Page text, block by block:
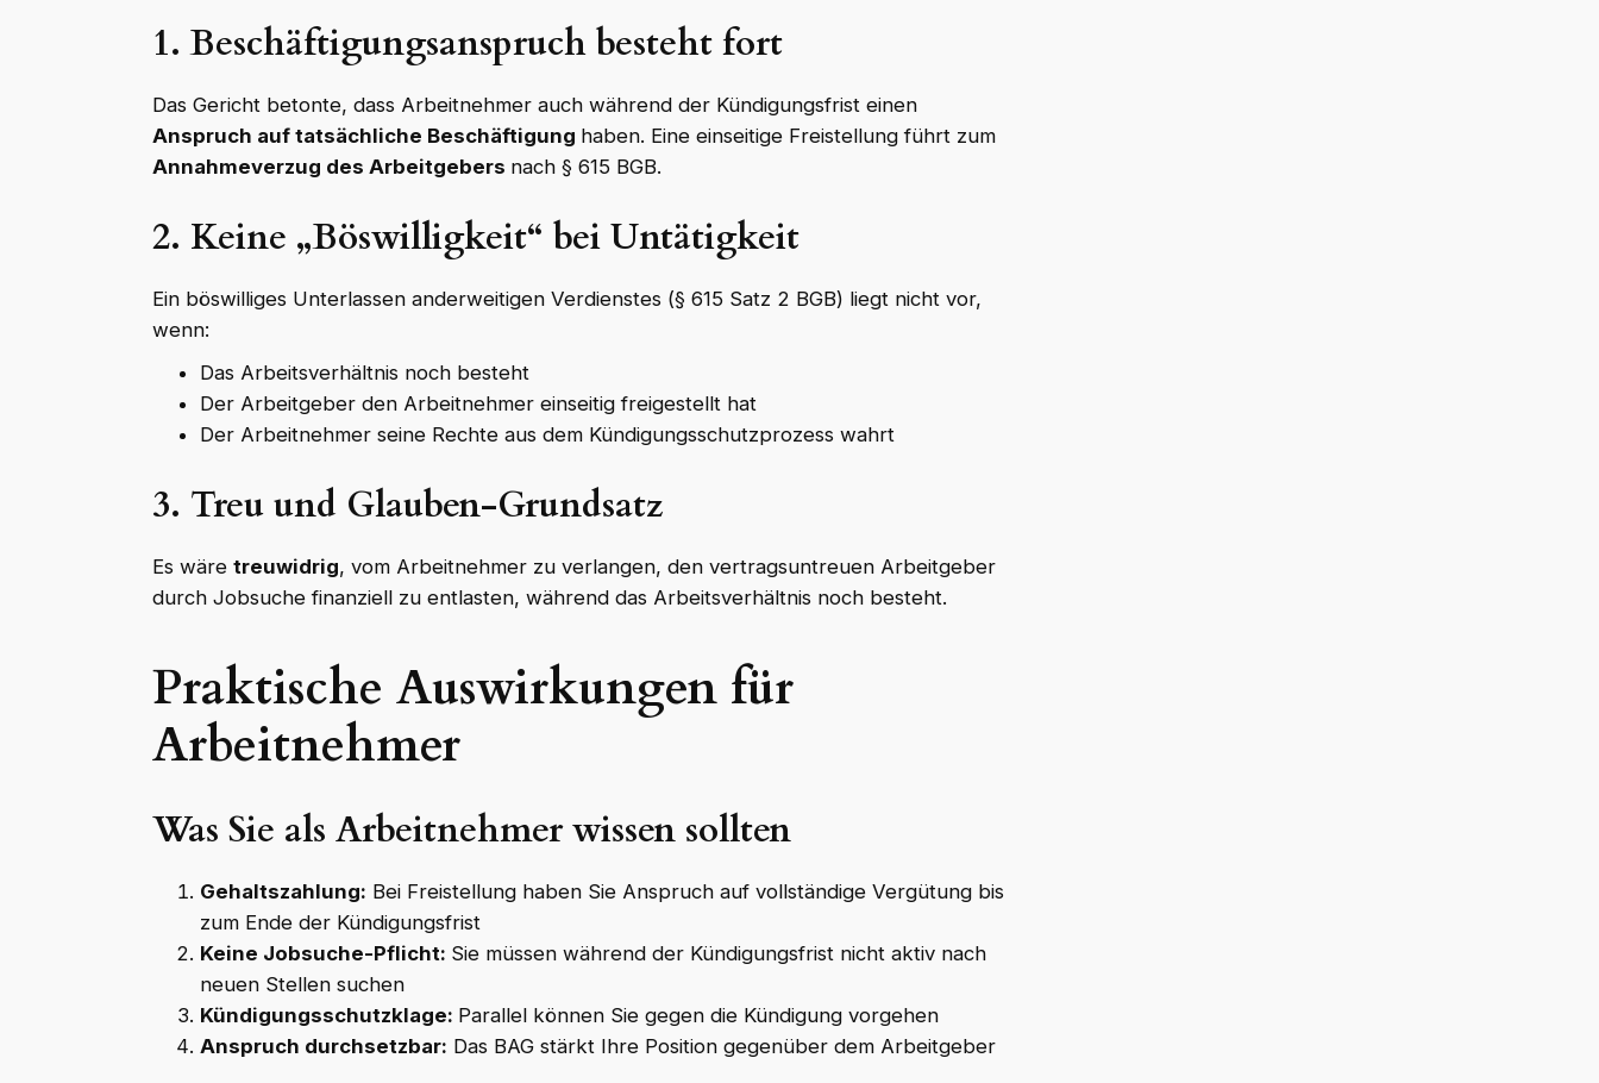
1. Beschäftigungsanspruch besteht fort
Das Gericht betonte, dass Arbeitnehmer auch während der Kündigungsfrist einen
Anspruch auf tatsächliche Beschäftigung haben. Eine einseitige Freistellung führt zum
Annahmeverzug des Arbeitgebers nach § 615 BGB.
2. Keine „Böswilligkeit“ bei Untätigkeit
Ein böswilliges Unterlassen anderweitigen Verdienstes (§ 615 Satz 2 BGB) liegt nicht vor,
wenn:
Das Arbeitsverhältnis noch besteht
Der Arbeitgeber den Arbeitnehmer einseitig freigestellt hat
Der Arbeitnehmer seine Rechte aus dem Kündigungsschutzprozess wahrt
3. Treu und Glauben-Grundsatz
Es wäre treuwidrig, vom Arbeitnehmer zu verlangen, den vertragsuntreuen Arbeitgeber
durch Jobsuche finanziell zu entlasten, während das Arbeitsverhältnis noch besteht.
Praktische Auswirkungen für
Arbeitnehmer
Was Sie als Arbeitnehmer wissen sollten
Gehaltszahlung: Bei Freistellung haben Sie Anspruch auf vollständige Vergütung bis
zum Ende der Kündigungsfrist
Keine Jobsuche-Pflicht: Sie müssen während der Kündigungsfrist nicht aktiv nach
neuen Stellen suchen
Kündigungsschutzklage: Parallel können Sie gegen die Kündigung vorgehen
Anspruch durchsetzbar: Das BAG stärkt Ihre Position gegenüber dem Arbeitgeber